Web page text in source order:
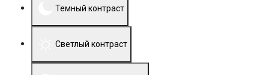
Темный контраст
Светлый контраст